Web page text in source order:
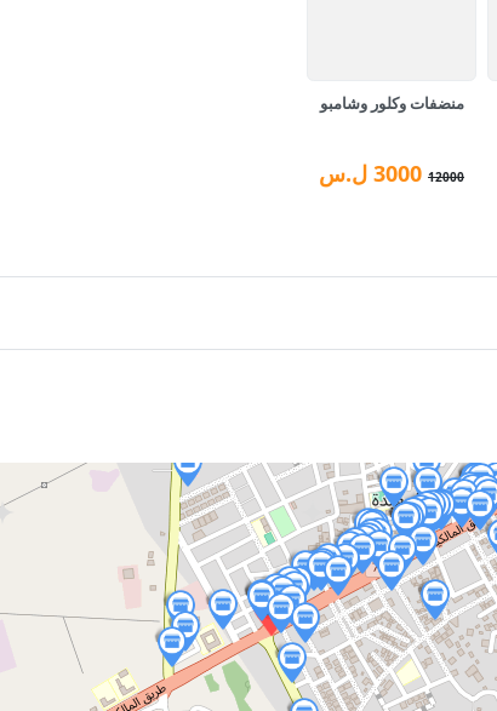
منضفات وكلور وشامبو
12000
3000 ل.س